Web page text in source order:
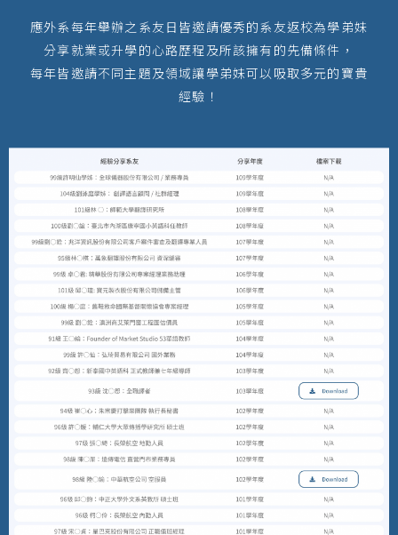
應外系每年舉辦之系友日皆邀請優秀的系友返校為學弟妹
分享就業或升學的心路歷程及所該擁有的先備條件，
每年皆邀請不同主題及領域讓學弟妹可以吸取多元的寶貴
經驗！